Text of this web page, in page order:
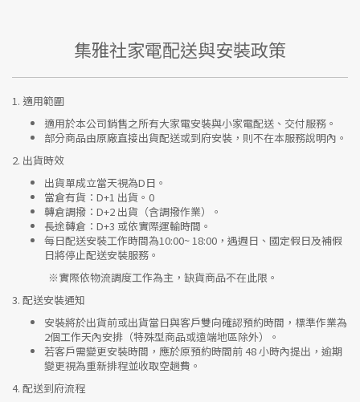
集雅社家電配送與安裝政策
1. 適用範圍
適用於本公司銷售之所有大家電安裝與小家電配送、交付服務。
部分商品由原廠直接出貨配送或到府安裝，則不在本服務說明內。
2. 出貨時效
出貨單成立當天視為D日。
當倉有貨： D+1 出貨。0
轉倉調撥： D+2 出貨（含調撥作業）。
長途轉倉： D+3 或依實際運輸時間。
每日配送安裝工作時間為10:00~ 18:00，遇週日、國定假日及補假
日將停止配送安裝服務。
※實際依物流調度工作為主，缺貨商品不在此限。
3. 配送安裝通知
安裝將於出貨前或出貨當日與客戶雙向確認預約時間，標準作業為
2個工作天內安排（特殊型商品或遠端地區除外）。
若客戶需變更安裝時間，應於原預約時間前 48 小時內提出，逾期
變更視為重新排程並收取空趟費。
4. 配送到府流程